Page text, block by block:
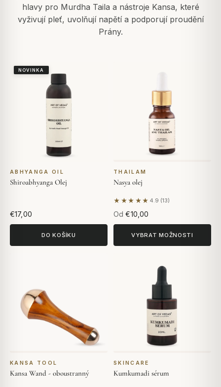
hlavy pro Murdha Taila a nástroje Kansa, které
vyživují pleť, uvolňují napětí a podporují proudění
Prány.
NOVINKA
ABHYANGA OIL
Shiroabhyanga Olej
€17,00
DO KOŠÍKU
THAILAM
Nasya olej
★★★★★ 4.9 (13)
Na základě 13 hodnocení
Od €10,00
VYBRAT MOŽNOSTI
KANSA TOOL
Kansa Wand - oboustranný
SKINCARE
Kumkumadi sérum